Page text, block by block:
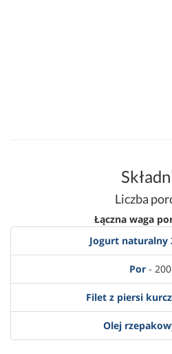
Liczba
Łączna waga
Jogurt naturalny
Por-
Filet z piersi
Olej